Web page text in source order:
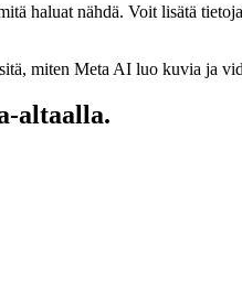
haluat nähdä. Voit lisätä
miten Meta AI luo kuvia ja
altaalla.